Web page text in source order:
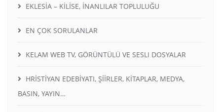
EKLESİA – KİLİSE, İNANLILAR TOPLULUĞU
EN ÇOK SORULANLAR
KELAM WEB TV, GÖRÜNTÜLÜ VE SESLI DOSYALAR
HRİSTİYAN EDEBİYATI, ŞİİRLER, KİTAPLAR, MEDYA,
BASIN, YAYIN…